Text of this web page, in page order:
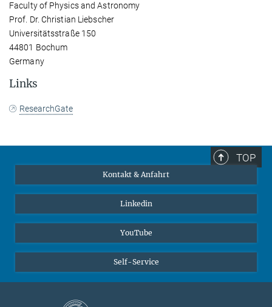
Faculty of Physics and Astronomy
Prof. Dr. Christian Liebscher
Universitätsstraße 150
44801 Bochum
Germany
Links
ResearchGate
TOP
Kontakt & Anfahrt
Linkedin
YouTube
Self-Service